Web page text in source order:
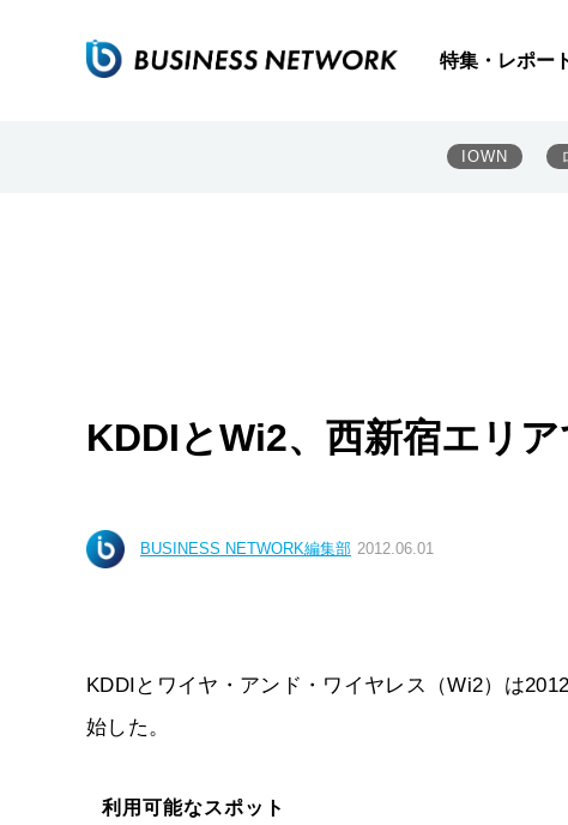
特集・レポー
IOWN
KDDIとWi2、西新宿エリ
BUSINESS NETWORK編集部 2012.06.01
KDDIとワイヤ・アンド・ワイヤレス（Wi2）は
始した。
利用可能なスポット